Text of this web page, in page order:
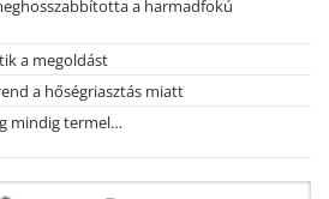
a harmadfokú
a megoldást
a hőségriasztás miatt
mindig termel…